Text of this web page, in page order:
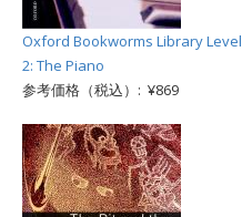
Oxford Bookworms Library Level
2: The Piano
参考価格（税込）: ¥869